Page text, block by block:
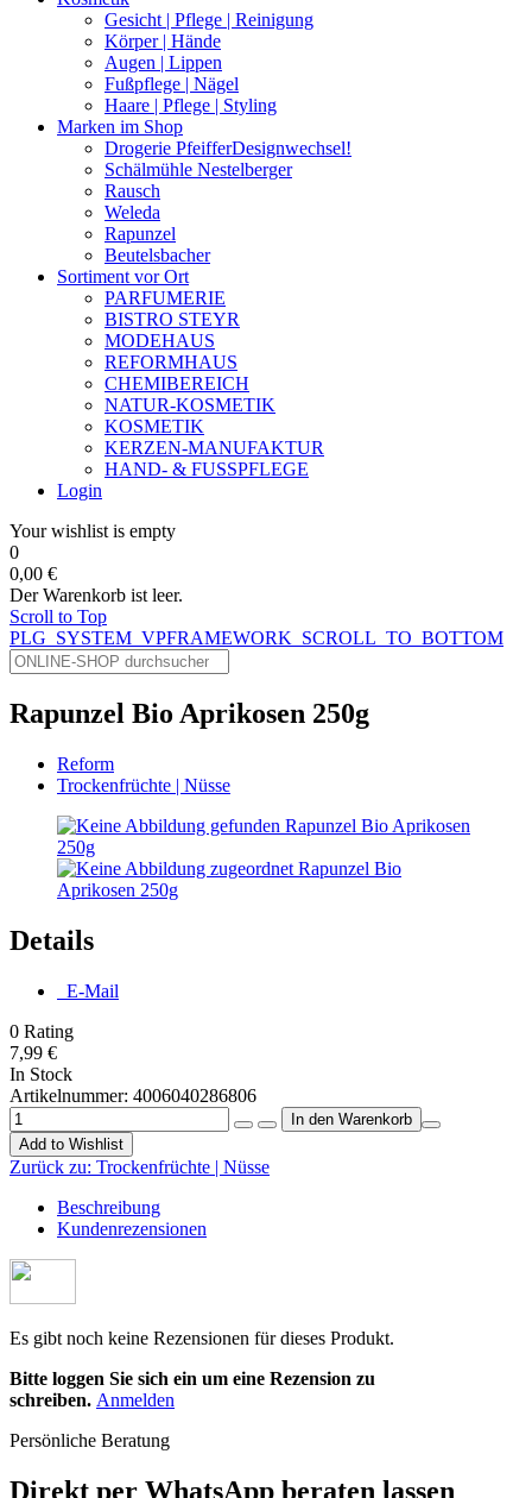
Gesicht | Pflege | Reinigung
Körper | Hände
Augen | Lippen
Fußpflege | Nägel
Haare | Pflege | Styling
Marken im Shop
Drogerie PfeifferDesignwechsel!
Schälmühle Nestelberger
Rausch
Weleda
Rapunzel
Beutelsbacher
Sortiment vor Ort
PARFUMERIE
BISTRO STEYR
MODEHAUS
REFORMHAUS
CHEMIBEREICH
NATUR-KOSMETIK
KOSMETIK
KERZEN-MANUFAKTUR
HAND- & FUSSPFLEGE
Login
Your wishlist is empty
0
0,00 €
Der Warenkorb ist leer.
Scroll to Top
PLG_SYSTEM_VPFRAMEWORK_SCROLL_TO_BOTTOM
Rapunzel Bio Aprikosen 250g
Reform
Trockenfrüchte | Nüsse
Details
E-Mail
0 Rating
7,99 €
In Stock
Artikelnummer: 4006040286806
Add to Wishlist
Zurück zu: Trockenfrüchte | Nüsse
Beschreibung
Kundenrezensionen
Es gibt noch keine Rezensionen für dieses Produkt.
Bitte loggen Sie sich ein um eine Rezension zu
schreiben. Anmelden
Persönliche Beratung
Direkt per WhatsApp beraten lassen